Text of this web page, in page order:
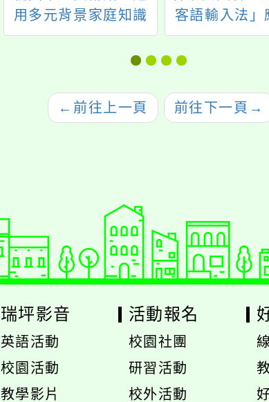
用多元背景家庭知識
基金的幼兒方案課
程」、「在國教體系
專家座談
客語輸入法」
式已上
← 前往上一頁 前往下一頁 →
瑞坪影音
英語活動
校園活動
教學影片
活動報名
校園社團
研習活動
校外活動